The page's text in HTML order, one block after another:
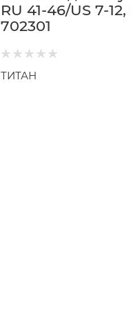
RU 41-46/US 7-
702301
ТИТАН